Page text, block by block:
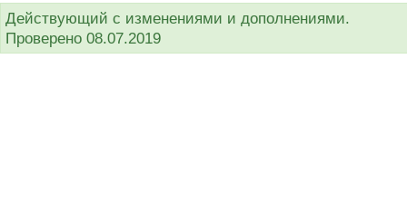
Действующий с изменениями и дополнениями.
Проверено 08.07.2019